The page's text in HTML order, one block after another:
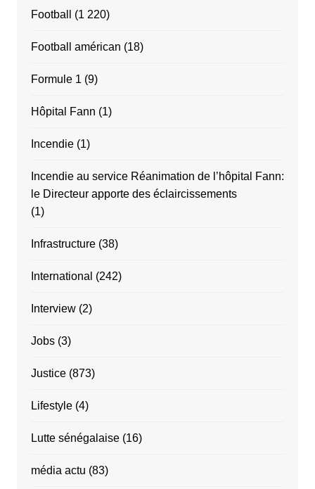
Football (1 220)
Football américan (18)
Formule 1(9)
Hôpital Fann (1)
Incendie(1)
Incendie au service Réanimation de l’hôpital Fann:
le Directeur apporte des éclaircissements
(1)
Infrastructure(38)
International (242)
Interview(2)
Jobs(3)
Justice(873)
Lifestyle(4)
Lutte sénégalaise(16)
média actu (83)